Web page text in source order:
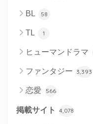
BL 58
TL 1
ヒューマンドラマ
ファンタジー 3,393
恋愛 566
掲載サイト 4,078